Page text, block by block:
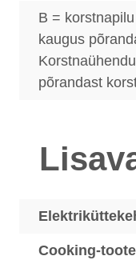
B =
kaugus
põrandast
Cooking-